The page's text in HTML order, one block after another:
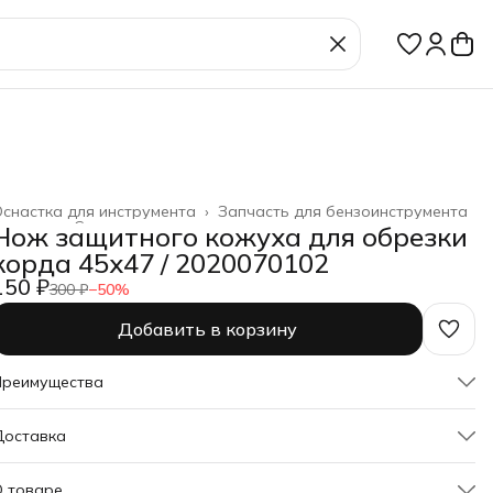
Запчасть для бензоинструмента
для инструмента ›
Строительство и ремонт
защитного кожуха для обрезки
45х47 / 2020070102
₽300 ₽−50%
Добавить в корзину
Оплата частями в Сплит
Доставка в пункты выдачи или до двери
Удобный возврат